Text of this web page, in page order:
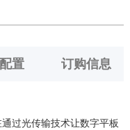
配置 订购信息
过光传输技术让数字平板